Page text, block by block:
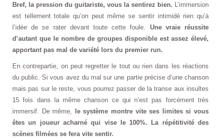
Bref, la pression du guitariste, vous la sentirez bien. L’immersion
est tellement totale qu’on peut même se sentir intimidé rien qu’à
l’idée de se rater devant toute cette foule. Une vraie réussite
d’autant que le nombre de groupes disponible est assez élevé,
apportant pas mal de variété lors du premier run.
En contrepartie, on peut regretter le tout ou rien dans les réactions
du public. Si vous avez du mal sur une partie précise d’une chanson
mais pas sur le reste, vous pourrez passer de la transe aux insultes
15 fois dans la même chanson ce qui n’est pas forcément très
immersif. De même,
le système montre vite ses limites si vous
êtes un joueur acharné qui vise le 100%. La répétitivité des
scènes filmées se fera vite sentir.